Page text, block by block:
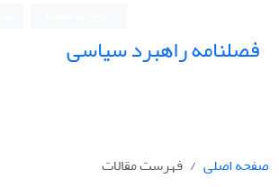
فصلنامه راهبرد سیاسی
صفحه اصلی
فهرست مقالات